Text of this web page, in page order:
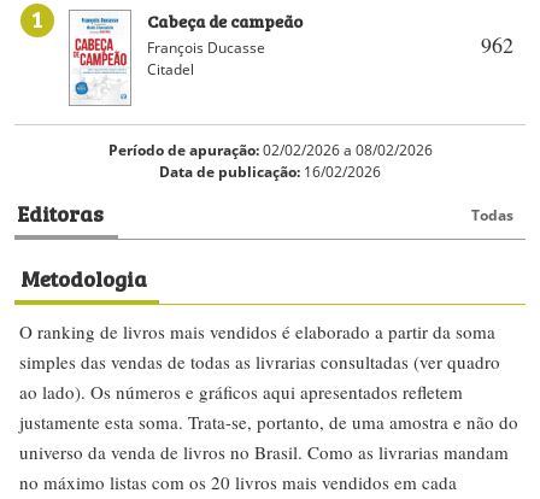
1
962
Cabeça de campeão
François Ducasse
Citadel
Período de apuração:02/02/2026 a 08/02/2026
Data de publicação: 16/02/2026
Editoras Todas
Metodologia
O ranking de livros mais vendidos é elaborado a partir da soma
simples das vendas de todas as livrarias consultadas (ver quadro
ao lado). Os números e gráficos aqui apresentados refletem
justamente esta soma. Trata-se, portanto, de uma amostra e não do
universo da venda de livros no Brasil. Como as livrarias mandam
no máximo listas com os 20 livros mais vendidos em cada